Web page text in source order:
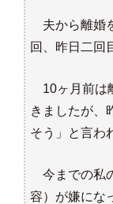
夫から離婚
回、昨日二回
10ヶ月前は
きましたが、
そう」と言わ
今までの私
容）が嫌にな